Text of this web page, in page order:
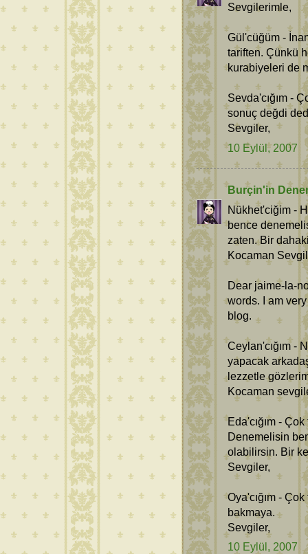
Sevgilerimle,
Gül'cüğüm -
tariften. Çünkü
kurabiyeleri de
Sevda'cığım -
sonuç değdi
Sevgiler,
10 Eylül, 2007
Burçin'in
Nükhet'ciğim -
bence
zaten. Bir dahaki
Kocaman
Dear jaime-la-
words. I am
blog.
Ceylan'cığım -
yapacak
lezzetle
Kocaman
Eda'cığım -
Denemelisin
olabilirsin. Bir
Sevgiler,
Oya'cığım -
bakmaya.
Sevgiler,
10 Eylül, 2007